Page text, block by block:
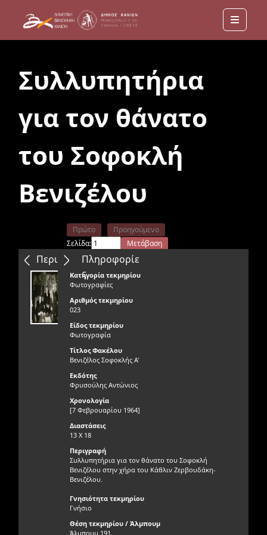
Menu
Συλλυπητήρια
για τον θάνατο
του Σοφοκλή
Βενιζέλου
Περιεχόμενα
Πρώτο
Προηγούμενο
Σελίδα:
Μετάβαση
Επόμενο
Τελευταίο
Πληροφορίε
ς
Κατηγορία τεκμηρίου
Φωτογραφίες
Αριθμός τεκμηρίου
023
Είδος τεκμηρίου
Φωτογραφία
Τίτλος Φακέλου
Βενιζέλος Σοφοκλής Α'
Εκδότης
Φρυσούλης Αντώνιος
Χρονολογία
[7 Φεβρουαρίου 1964]
Διαστάσεις
13 Χ 18
Περιγραφή
Συλλυπητήρια για τον θάνατο του Σοφοκλή
Βενιζέλου στην χήρα του Κάθλιν Ζερβουδάκη-
Βενιζέλου.
Γνησιότητα τεκμηρίου
Γνήσιο
Θέση τεκμηρίου / Άλμπουμ
Άλμπουμ 191